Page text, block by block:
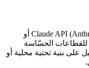
ليس بالضرورة. نشغّل الوكلاء على Claude API (Anthropic) أو
الحسّاسة
بنية تحتية محلية أو